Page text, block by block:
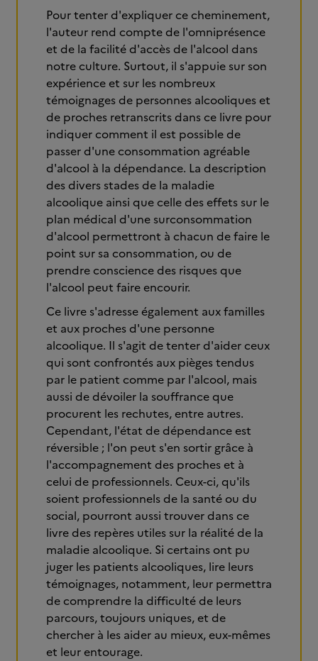
Pour tenter d'expliquer ce cheminement,
l'auteur rend compte de l'omniprésence
et de la facilité d'accès de l'alcool dans
notre culture. Surtout, il s'appuie sur son
expérience et sur les nombreux
témoignages de personnes alcooliques et
de proches retranscrits dans ce livre pour
indiquer comment il est possible de
passer d'une consommation agréable
d'alcool à la dépendance. La description
des divers stades de la maladie
alcoolique ainsi que celle des effets sur le
plan médical d'une surconsommation
d'alcool permettront à chacun de faire le
point sur sa consommation, ou de
prendre conscience des risques que
l'alcool peut faire encourir.
Ce livre s'adresse également aux familles
et aux proches d'une personne
alcoolique. Il s'agit de tenter d'aider ceux
qui sont confrontés aux pièges tendus
par le patient comme par l'alcool, mais
aussi de dévoiler la souffrance que
procurent les rechutes, entre autres.
Cependant, l'état de dépendance est
réversible ; l'on peut s'en sortir grâce à
l'accompagnement des proches et à
celui de professionnels. Ceux-ci, qu'ils
soient professionnels de la santé ou du
social, pourront aussi trouver dans ce
livre des repères utiles sur la réalité de la
maladie alcoolique. Si certains ont pu
juger les patients alcooliques, lire leurs
témoignages, notamment, leur permettra
de comprendre la difficulté de leurs
parcours, toujours uniques, et de
chercher à les aider au mieux, eux-mêmes
et leur entourage.